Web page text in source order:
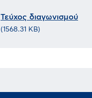
Τεύχος διαγωνισμού
(1568.31 KB)